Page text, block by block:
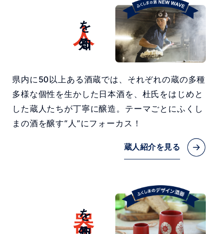
を知る
県内に50以上ある酒蔵では、それぞれの蔵の多種
多様な個性を生かした日本酒を、杜氏をはじめと
した蔵人たちが丁寧に醸造。テーマごとにふくし
まの酒を醸す“人”にフォーカス！
蔵人紹介を見る
を知る